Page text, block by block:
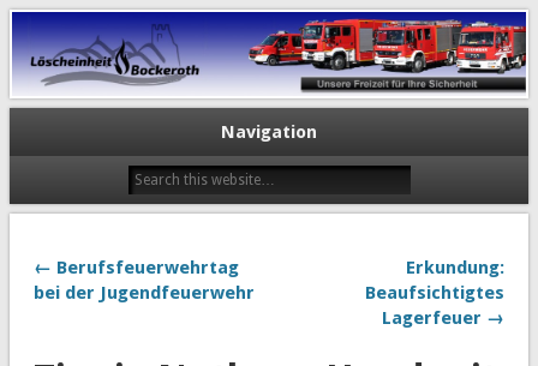
Navigation
← Berufsfeuerwehrtag
bei der Jugendfeuerwehr
Erkundung:
Beaufsichtigtes
Lagerfeuer →